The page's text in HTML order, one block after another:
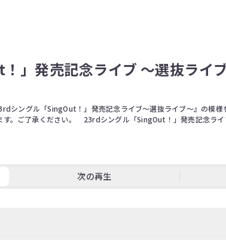
」発売記念ライブ ～選抜ライ
シングル「SingOut！」発売記念ライブ～選抜ライブ～』の模
。ご了承ください。    23rdシングル「SingOut！」発売記念ラ
次の再生